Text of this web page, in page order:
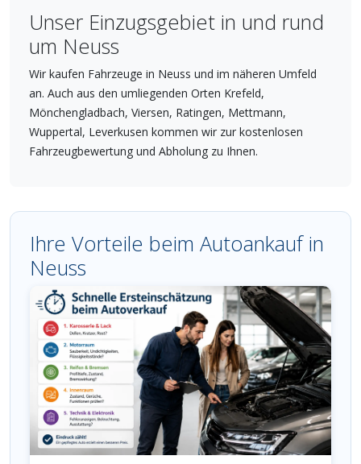
Unser Einzugsgebiet in und rund
um Neuss
Wir kaufen Fahrzeuge in Neuss und im näheren Umfeld
an. Auch aus den umliegenden Orten Krefeld,
Mönchengladbach, Viersen, Ratingen, Mettmann,
Wuppertal, Leverkusen kommen wir zur kostenlosen
Fahrzeugbewertung und Abholung zu Ihnen.
Ihre Vorteile beim Autoankauf in
Neuss